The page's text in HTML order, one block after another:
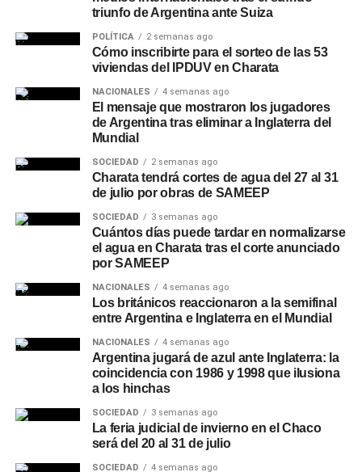
triunfo de Argentina ante Suiza
POLÍTICA 2 semanas ago
Cómo inscribirte para el sorteo de las 53
viviendas del IPDUV en Charata
NACIONALES 4 semanas ago
El mensaje que mostraron los jugadores
de Argentina tras eliminar a Inglaterra del
Mundial
SOCIEDAD 2 semanas ago
Charata tendrá cortes de agua del 27 al 31
de julio por obras de SAMEEP
SOCIEDAD 3 semanas ago
Cuántos días puede tardar en normalizarse
el agua en Charata tras el corte anunciado
por SAMEEP
NACIONALES 4 semanas ago
Los británicos reaccionaron a la semifinal
entre Argentina e Inglaterra en el Mundial
NACIONALES 4 semanas ago
Argentina jugará de azul ante Inglaterra: la
coincidencia con 1986 y 1998 que ilusiona
a los hinchas
SOCIEDAD 3 semanas ago
La feria judicial de invierno en el Chaco
será del 20 al 31 de julio
SOCIEDAD 4 semanas ago